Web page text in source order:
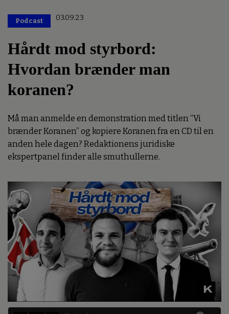
Podcast 03.09.23
Hårdt mod styrbord:
Hvordan brænder man
koranen?
Må man anmelde en demonstration med titlen “Vi
brænder Koranen” og kopiere Koranen fra en CD til en
anden hele dagen? Redaktionens juridiske
ekspertpanel finder alle smuthullerne.